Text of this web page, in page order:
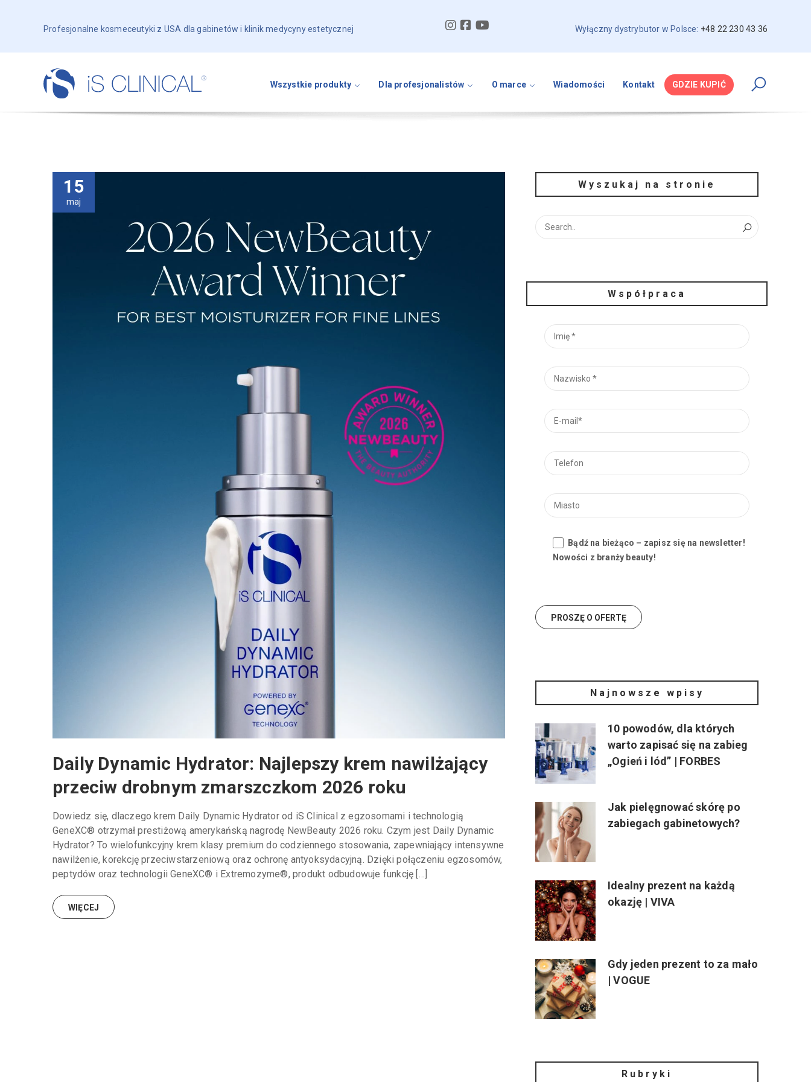
Profesjonalne kosmeceutyki z USA dla gabinetów i klinik medycyny estetycznej Wyłączny dystrybutor w Polsce: +48 22 230 43 36
Wszystkie produkty Dla profesjonalistów O marce Wiadomości Kontakt GDZIE KUPIĆ
15
maj
Daily Dynamic Hydrator: Najlepszy krem nawilżający
przeciw drobnym zmarszczkom 2026 roku
Dowiedz się, dlaczego krem Daily Dynamic Hydrator od iS Clinical z egzosomami i technologią
GeneXC® otrzymał prestiżową amerykańską nagrodę NewBeauty 2026 roku. Czym jest Daily Dynamic
Hydrator? To wielofunkcyjny krem klasy premium do codziennego stosowania, zapewniający intensywne
nawilżenie, korekcję przeciwstarzeniową oraz ochronę antyoksydacyjną. Dzięki połączeniu egzosomów,
peptydów oraz technologii GeneXC® i Extremozyme®, produkt odbudowuje funkcję […]
WIĘCEJ
Wyszukaj na stronie
Współpraca
Bądź na bieżąco – zapisz się na newsletter!
Nowości z branży beauty!
Najnowsze wpisy
10 powodów, dla których
warto zapisać się na zabieg
„Ogień i lód” | FORBES
Jak pielęgnować skórę po
zabiegach gabinetowych?
Idealny prezent na każdą
okazję | VIVA
Gdy jeden prezent to za mało
| VOGUE
Rubryki